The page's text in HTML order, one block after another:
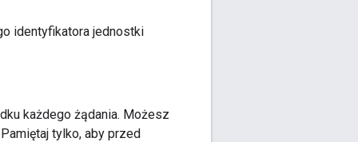
identyfikatora jednostki
każdego żądania. Możesz
tylko, aby przed